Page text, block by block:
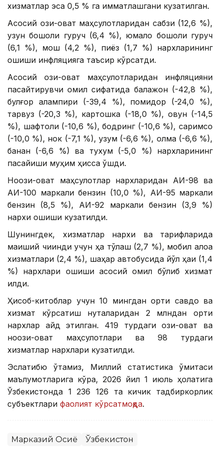
хизматлар эса 0,5 % га қимматлашгани кузатилган.
Асосий озиқ-овқат маҳсулотларидан сабзи (12,6 %),
узун бошоқли гуруч (6,4 %), юмалоқ бошоқли гуруч
(6,1 %), мош (4,2 %), пиёз (1,7 %) нархларининг
ошиши инфляцияга таъсир кўрсатди.
Асосий озиқ-овқат маҳсулотларидан инфляцияни
пасайтирувчи омил сифатида бақлажон (-42,8 %),
булғор қалампири (-39,4 %), помидор (-24,0 %),
тарвуз (-20,3 %), картошка (-18,0 %), қовун (-14,5
%), шафтоли (-10,6 %), бодринг (-10,6 %), саримсоқ
(-10,0 %), нок (-7,1 %), узум (-6,6 %), олма (-6,6 %),
банан (-6,6 %) ва тухум (-5,0 %) нархларининг
пасайиши муҳим ҳисса қўшди.
Ноозиқ-овқат маҳсулотлар нархларидан АИ-98 ва
АИ-100 маркали бензин (10,0 %), АИ-95 маркали
бензин (8,5 %), АИ-92 маркали бензин (3,9 %)
нархи ошиши кузатилди.
Шунингдек, хизматлар нархи ва тарифларида
маиший чиқинди учун ҳақ тўлаш (2,7 %), мобил алоқа
хизматлари (2,4 %), шаҳар автобусида йўл ҳақи (1,4
%) нархлари ошиши асосий омил бўлиб хизмат
қилди.
Ҳисоб-китоблар учун 10 мингдан ортиқ савдо ва
хизмат кўрсатиш нуқталаридан 2 млндан ортиқ
нархлар қайд этилган. 419 турдаги озиқ-овқат ва
ноозиқ-овқат маҳсулотлари ва 98 турдаги
хизматлар нархлари кузатилди.
Эслатибю ўтамиз, Миллий статистика қўмитаси
маълумотларига кўра, 2026 йил 1 июль ҳолатига
Ўзбекистонда 1 236 126 та кичик тадбиркорлик
субъектлари фаолият кўрсатмоқда.
Марказий Осиё Ўзбекистон